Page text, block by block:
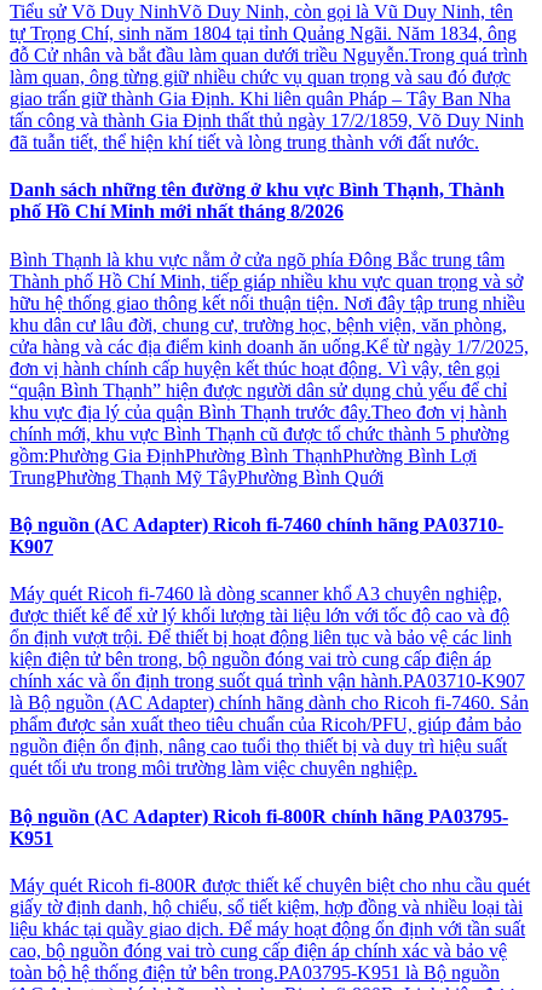
Tiểu sử Võ Duy NinhVõ Duy Ninh, còn gọi là Vũ Duy Ninh, tên
tự Trọng Chí, sinh năm 1804 tại tỉnh Quảng Ngãi. Năm 1834, ông
đỗ Cử nhân và bắt đầu làm quan dưới triều Nguyễn.Trong quá trình
làm quan, ông từng giữ nhiều chức vụ quan trọng và sau đó được
giao trấn giữ thành Gia Định. Khi liên quân Pháp – Tây Ban Nha
tấn công và thành Gia Định thất thủ ngày 17/2/1859, Võ Duy Ninh
đã tuẫn tiết, thể hiện khí tiết và lòng trung thành với đất nước.
Danh sách những tên đường ở khu vực Bình Thạnh, Thành
phố Hồ Chí Minh mới nhất tháng 8/2026
Bình Thạnh là khu vực nằm ở cửa ngõ phía Đông Bắc trung tâm
Thành phố Hồ Chí Minh, tiếp giáp nhiều khu vực quan trọng và sở
hữu hệ thống giao thông kết nối thuận tiện. Nơi đây tập trung nhiều
khu dân cư lâu đời, chung cư, trường học, bệnh viện, văn phòng,
cửa hàng và các địa điểm kinh doanh ăn uống.Kể từ ngày 1/7/2025,
đơn vị hành chính cấp huyện kết thúc hoạt động. Vì vậy, tên gọi
“quận Bình Thạnh” hiện được người dân sử dụng chủ yếu để chỉ
khu vực địa lý của quận Bình Thạnh trước đây.Theo đơn vị hành
chính mới, khu vực Bình Thạnh cũ được tổ chức thành 5 phường
gồm:Phường Gia ĐịnhPhường Bình ThạnhPhường Bình Lợi
TrungPhường Thạnh Mỹ TâyPhường Bình Quới
Bộ nguồn (AC Adapter) Ricoh fi-7460 chính hãng PA03710-
K907
Máy quét Ricoh fi-7460 là dòng scanner khổ A3 chuyên nghiệp,
được thiết kế để xử lý khối lượng tài liệu lớn với tốc độ cao và độ
ổn định vượt trội. Để thiết bị hoạt động liên tục và bảo vệ các linh
kiện điện tử bên trong, bộ nguồn đóng vai trò cung cấp điện áp
chính xác và ổn định trong suốt quá trình vận hành.PA03710-K907
là Bộ nguồn (AC Adapter) chính hãng dành cho Ricoh fi-7460. Sản
phẩm được sản xuất theo tiêu chuẩn của Ricoh/PFU, giúp đảm bảo
nguồn điện ổn định, nâng cao tuổi thọ thiết bị và duy trì hiệu suất
quét tối ưu trong môi trường làm việc chuyên nghiệp.
Bộ nguồn (AC Adapter) Ricoh fi-800R chính hãng PA03795-
K951
Máy quét Ricoh fi-800R được thiết kế chuyên biệt cho nhu cầu quét
giấy tờ định danh, hộ chiếu, sổ tiết kiệm, hợp đồng và nhiều loại tài
liệu khác tại quầy giao dịch. Để máy hoạt động ổn định với tần suất
cao, bộ nguồn đóng vai trò cung cấp điện áp chính xác và bảo vệ
toàn bộ hệ thống điện tử bên trong.PA03795-K951 là Bộ nguồn